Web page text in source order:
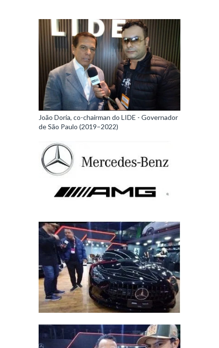
João Doria, co-chairman do LIDE - Governador
de São Paulo (2019–2022)